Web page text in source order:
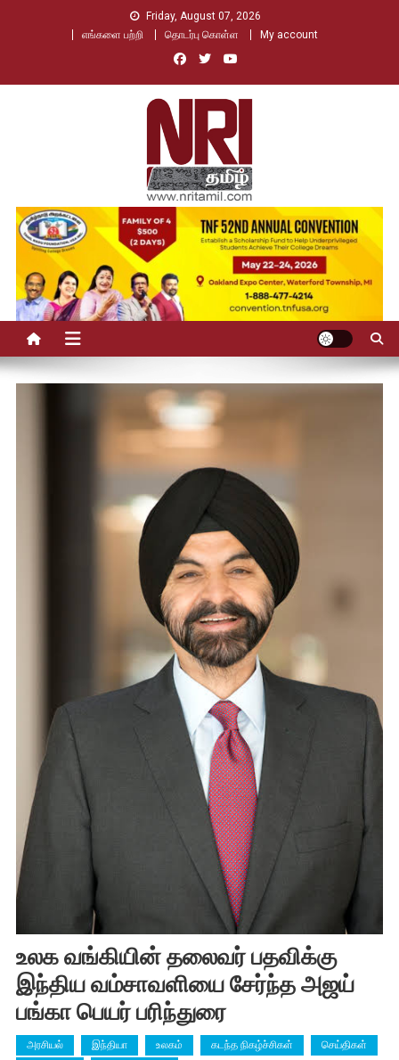
Friday, August 07, 2026
எங்களை பற்றி
தொடர்பு கொள்ள My account
Nri Tamil
உலக தமிழர்களின் உரத்த குரல்
உலக வங்கியின் தலைவர் பதவிக்கு
இந்திய வம்சாவளியை சேர்ந்த அஜய்
பங்கா பெயர் பரிந்துரை
அரசியல் இந்தியா உலகம் கடந்த நிகழ்ச்சிகள்
செய்திகள்